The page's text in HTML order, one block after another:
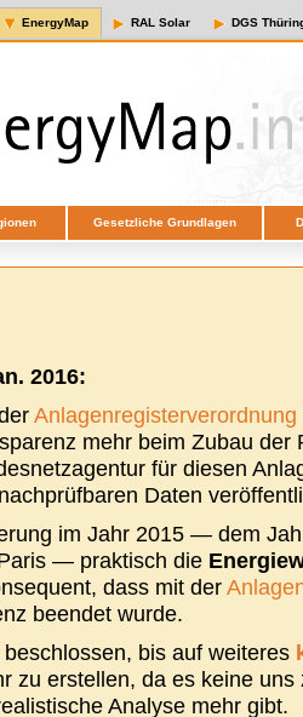
EnergyMap RAL Solar DGS
Gesetzliche Grundlagen
2016:
Anlagenregisterverordnung
mehr beim Zubau der
für diesen
Daten
im Jahr 2015 — dem
— praktisch die
dass mit der
beendet wurde.
bis auf weiteres
zu erstellen, da es keine
Analyse mehr gibt.